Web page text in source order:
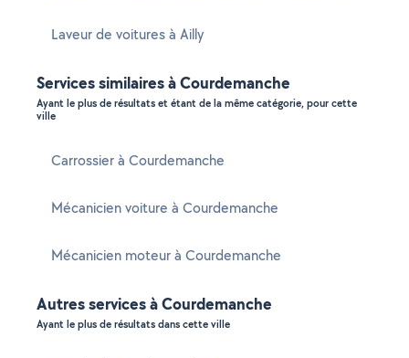
Laveur de voitures à Ailly
Services similaires à Courdemanche
Ayant le plus de résultats et étant de la même catégorie, pour cette
ville
Carrossier à Courdemanche
Mécanicien voiture à Courdemanche
Mécanicien moteur à Courdemanche
Autres services à Courdemanche
Ayant le plus de résultats dans cette ville